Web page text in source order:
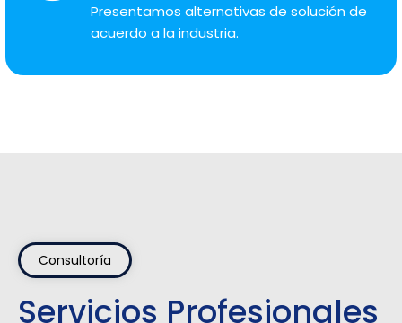
Presentamos alternativas de solución de
acuerdo a la industria.
Consultoría
Servicios Profesionales